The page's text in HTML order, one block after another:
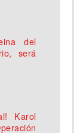
del
será
Karol